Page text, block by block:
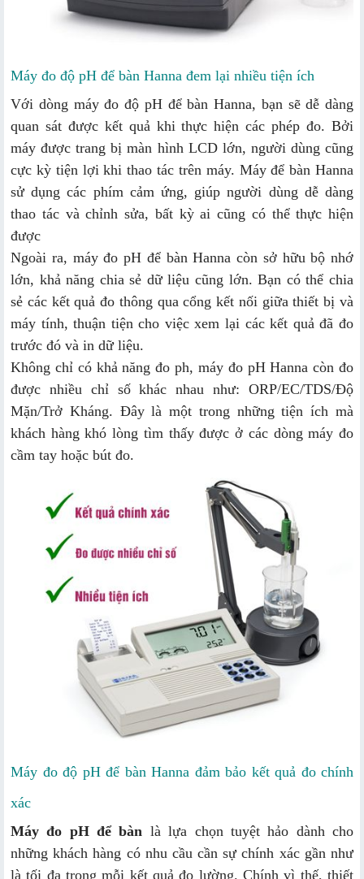
Máy đo độ pH để bàn Hanna đem lại nhiều tiện ích
Với dòng máy đo độ pH để bàn Hanna, bạn sẽ dễ dàng
quan sát được kết quả khi thực hiện các phép đo. Bởi
máy được trang bị màn hình LCD lớn, người dùng cũng
cực kỳ tiện lợi khi thao tác trên máy. Máy để bàn Hanna
sử dụng các phím cảm ứng, giúp người dùng dễ dàng
thao tác và chỉnh sửa, bất kỳ ai cũng có thể thực hiện
được
Ngoài ra, máy đo pH để bàn Hanna còn sở hữu bộ nhớ
lớn, khả năng chia sẻ dữ liệu cũng lớn. Bạn có thể chia
sẻ các kết quả đo thông qua cổng kết nối giữa thiết bị và
máy tính, thuận tiện cho việc xem lại các kết quả đã đo
trước đó và in dữ liệu.
Không chỉ có khả năng đo ph, máy đo pH Hanna còn đo
được nhiều chỉ số khác nhau như: ORP/EC/TDS/Độ
Mặn/Trở Kháng. Đây là một trong những tiện ích mà
khách hàng khó lòng tìm thấy được ở các dòng máy đo
cầm tay hoặc bút đo.
Máy đo độ pH để bàn Hanna đảm bảo kết quả đo chính
xác
Máy đo pH để bàn là lựa chọn tuyệt hảo dành cho
những khách hàng có nhu cầu cần sự chính xác gần như
là tối đa trong mỗi kết quả đo lường. Chính vì thế, thiết